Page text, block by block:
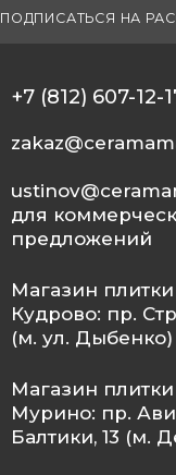
ПОДПИСАТЬСЯ НА
+7 (812) 607-12-
для
предложений
Магазин
Кудрово: пр.
(м. ул. Дыбенко)
Магазин
Мурино: пр.
Балтики, 13 (м.